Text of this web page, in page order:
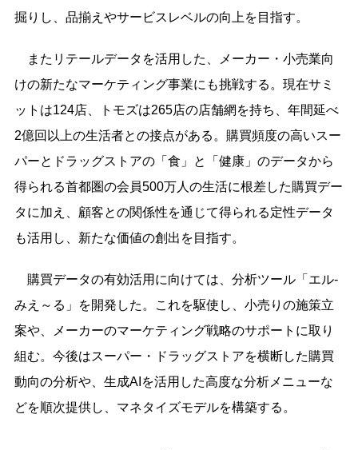
掘りし、品揃えやサービスレベルの向上を目指す。
またリテールデータを活用した、メーカー・小売業向
けの新たなマーケティング事業にも挑戦する。現在サミ
ットは124店、トモズは265店の店舗網を持ち、年間延べ
2億回以上の生活者との接点がある。購買頻度の高いスー
パーとドラッグストアの「食」と「健康」のデータから
得られる首都圏の会員500万人の生活に根差した購買デー
タに加え、顧客との関係性を通じて得られる定性データ
も活用し、新たな価値の創出を目指す。
購買データの有効活用に向けては、分析ツール「エル-
みえ～る」を開発した。これを駆使し、小売りの施策立
案や、メーカーのマーケティング戦略のサポートに取り
組む。今後はスーパー・ドラッグストアを横断した購買
動向の分析や、生成AIを活用した高度な分析メニューな
どを順次提供し、マネタイズモデルを構築する。